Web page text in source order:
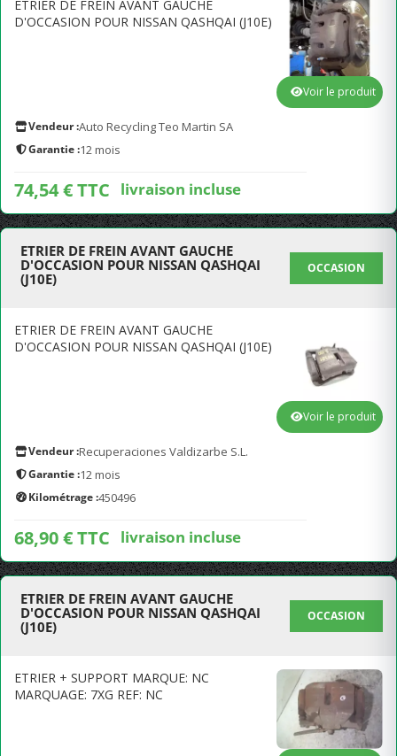
ETRIER DE FREIN AVANT GAUCHE
D'OCCASION POUR NISSAN QASHQAI (J10E)
Vendeur :Auto Recycling Teo Martin SA
Garantie :12 mois
74,54 € TTC livraison incluse
Voir le produit
ETRIER DE FREIN AVANT GAUCHE
D'OCCASION POUR NISSAN QASHQAI
(J10E)
OCCASION
ETRIER DE FREIN AVANT GAUCHE
D'OCCASION POUR NISSAN QASHQAI (J10E)
Vendeur :Recuperaciones Valdizarbe S.L.
Garantie :12 mois
Kilométrage :450496
68,90 € TTC livraison incluse
Voir le produit
ETRIER DE FREIN AVANT GAUCHE
D'OCCASION POUR NISSAN QASHQAI
(J10E)
OCCASION
ETRIER + SUPPORT MARQUE: NC
MARQUAGE: 7XG REF: NC